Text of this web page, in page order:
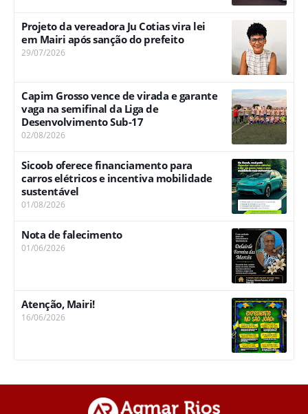
Projeto da vereadora Ju Cotias vira lei
em Mairi após sanção do prefeito
29/07/2026
Capim Grosso vence de virada e garante
vaga na semifinal da Liga de
Desenvolvimento Sub-17
02/08/2026
Sicoob oferece financiamento para
carros elétricos e incentiva mobilidade
sustentável
01/08/2026
Nota de falecimento
01/06/2026
Atenção, Mairi!
16/06/2026